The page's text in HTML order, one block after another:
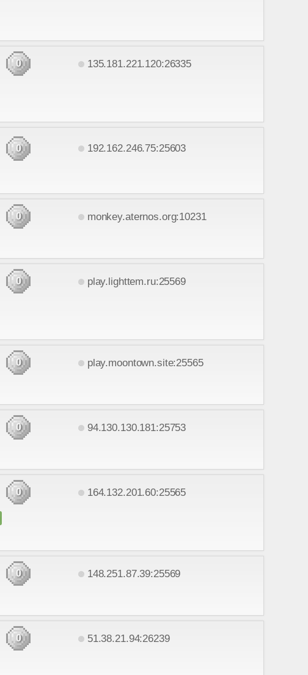
0 135.181.221.120:26335
0 192.162.246.75:25603
0 monkey.aternos.org:10231
0 play.lighttem.ru:25569
0 play.moontown.site:25565
0 94.130.130.181:25753
0 164.132.201.60:25565
0 148.251.87.39:25569
0 51.38.21.94:26239